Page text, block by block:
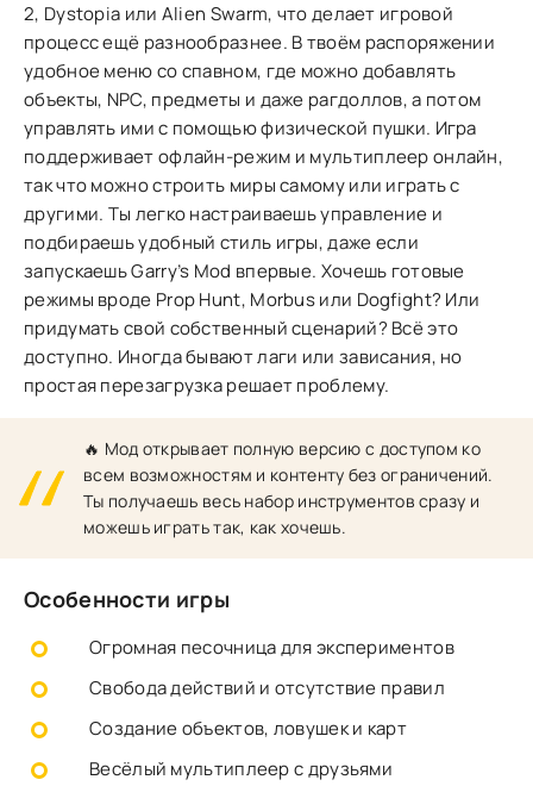
2, Dystopia или Alien Swarm, что делает игровой
процесс ещё разнообразнее. В твоём распоряжении
удобное меню со спавном, где можно добавлять
объекты, NPC, предметы и даже рагдоллов, а потом
управлять ими с помощью физической пушки. Игра
поддерживает офлайн-режим и мультиплеер онлайн,
так что можно строить миры самому или играть с
другими. Ты легко настраиваешь управление и
подбираешь удобный стиль игры, даже если
запускаешь Garry’s Mod впервые. Хочешь готовые
режимы вроде Prop Hunt, Morbus или Dogfight? Или
придумать свой собственный сценарий? Всё это
доступно. Иногда бывают лаги или зависания, но
простая перезагрузка решает проблему.
🔥 Мод открывает полную версию с доступом ко
всем возможностям и контенту без ограничений.
Ты получаешь весь набор инструментов сразу и
можешь играть так, как хочешь.
Особенности игры
Огромная песочница для экспериментов
Свобода действий и отсутствие правил
Создание объектов, ловушек и карт
Весёлый мультиплеер с друзьями